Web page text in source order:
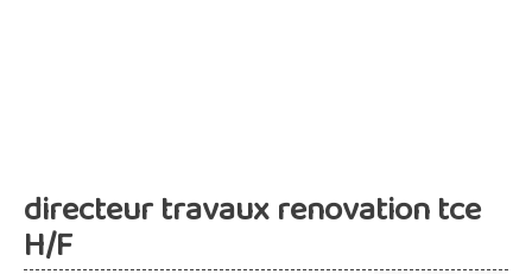
directeur travaux renovation tce
H/F